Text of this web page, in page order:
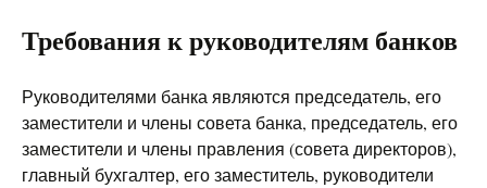
Требования к руководителям банков
Руководителями банка являются председатель, его
заместители и члены совета банка, председатель, его
заместители и члены правления (совета директоров),
главный бухгалтер, его заместитель, руководители